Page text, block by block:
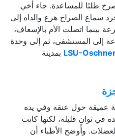
طلبًا للمساعدة. جاء أخي
سماع الصراخ هرع والداه إلى
بينما اتصلت الأم بالإسعاف،
إلى المستشفى، ثم إلى وحدة
LSU- بمدينة
عميقة حول عنقه وفي يده
في ثوانٍ قليلة، لكنها كانت
وأوضح الأطباء أن